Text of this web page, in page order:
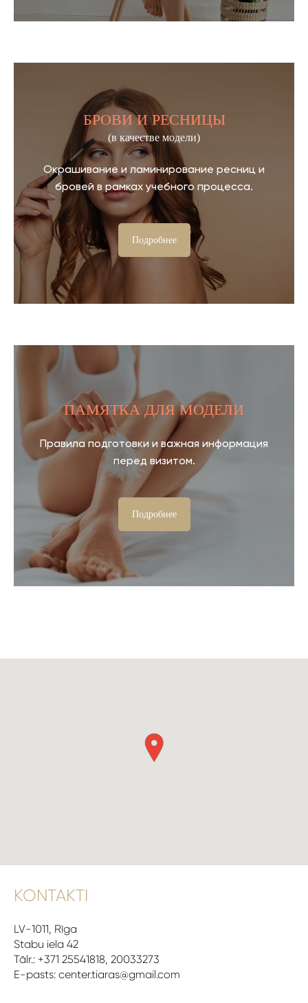
БРОВИ И РЕСНИЦЫ
(в качестве модели)
Окрашивание и ламинирование ресниц и
бровей в рамках учебного процесса.
Подробнее
ПАМЯТКА ДЛЯ МОДЕЛИ
Правила подготовки и важная информация
перед визитом.
Подробнее
KONTAKTI
LV-1011, Rīga
Stabu iela 42
Tālr.: +371 25541818, 20033273
E-pasts: center.tiaras@gmail.com